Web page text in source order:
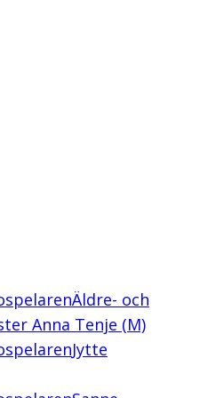
Äldre- och
Anna Tenje (M)
Jytte